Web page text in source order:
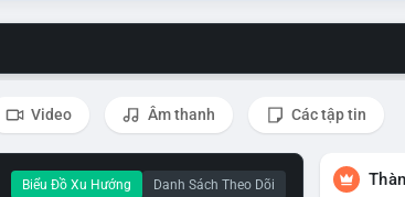
Video Âm thanh Các tập tin
Biểu Đồ Xu Hướng Danh Sách Theo Dõi